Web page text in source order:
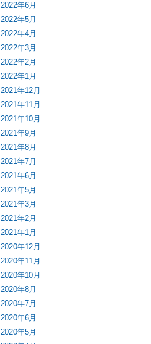
2022年6月
2022年5月
2022年4月
2022年3月
2022年2月
2022年1月
2021年12月
2021年11月
2021年10月
2021年9月
2021年8月
2021年7月
2021年6月
2021年5月
2021年3月
2021年2月
2021年1月
2020年12月
2020年11月
2020年10月
2020年8月
2020年7月
2020年6月
2020年5月